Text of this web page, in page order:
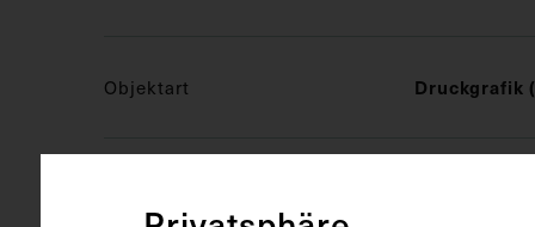
Objektart Druckgrafik